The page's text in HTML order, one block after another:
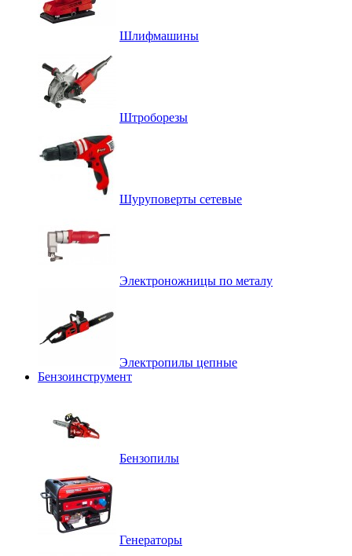
Шлифмашины
Штроборезы
Шуруповерты сетевые
Электроножницы по металу
Электропилы цепные
Бензоинструмент
Бензопилы
Генераторы